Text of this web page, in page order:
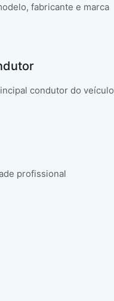
fabricante e marca
condutor do veículo
profissional